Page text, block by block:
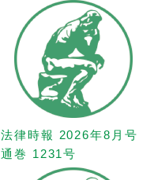
法律時報 2026年8月号
通巻 1231号